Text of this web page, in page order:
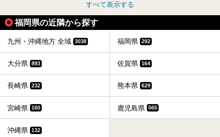
すべて表示する
福岡県の近隣から探す
九州・沖縄地方 全域 3038 福岡県 292
大分県 893 佐賀県 164
長崎県 232 熊本県 629
宮崎県 160 鹿児島県 565
沖縄県 132